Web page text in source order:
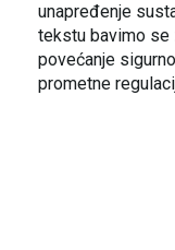
unapređenje
tekstu bavimo se
povećanje
prometne